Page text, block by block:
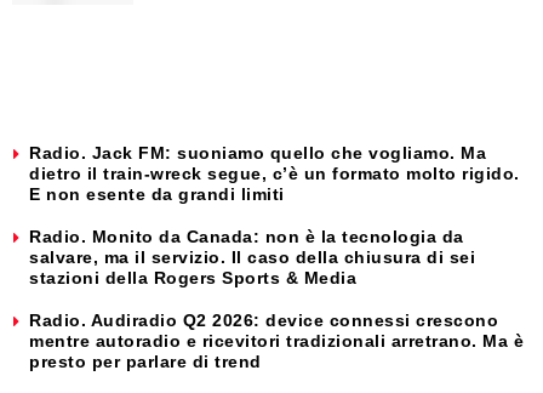
Radio. Jack FM: suoniamo quello che vogliamo. Ma
dietro il train-wreck segue, c’è un formato molto rigido.
E non esente da grandi limiti
Radio. Monito da Canada: non è la tecnologia da
salvare, ma il servizio. Il caso della chiusura di sei
stazioni della Rogers Sports & Media
Radio. Audiradio Q2 2026: device connessi crescono
mentre autoradio e ricevitori tradizionali arretrano. Ma è
presto per parlare di trend